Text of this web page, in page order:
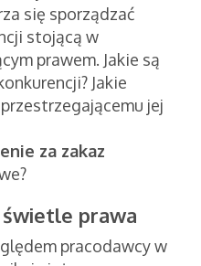
się sporządzać
stojącą w
prawem. Jakie są
Jakie
jej
za zakaz
prawa
pracodawcy w